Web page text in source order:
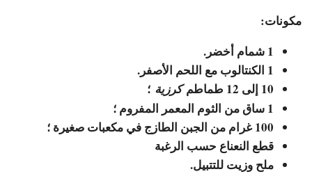
مكونات:
1 شمام أخضر.
1 الكنتالوب مع اللحم الأصفر.
10 إلى 12 طماطم
كرزية ؛
1 ساق من الثوم المعمر المفروم ؛
100 غرام من الجبن الطازج في مكعبات صغيرة ؛
قطع النعناع حسب الرغبة
ملح وزيت للتتبيل.